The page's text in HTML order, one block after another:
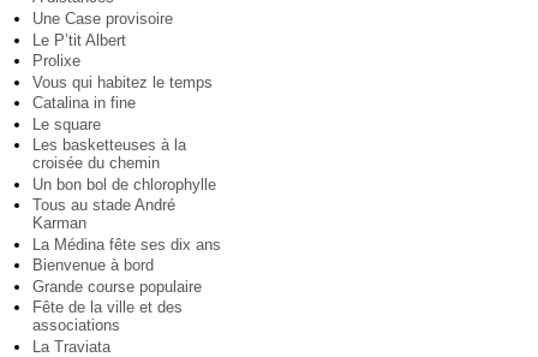
Une Case provisoire
Le P’tit Albert
Prolixe
Vous qui habitez le temps
Catalina in fine
Le square
Les basketteuses à la
croisée du chemin
Un bon bol de chlorophylle
Tous au stade André
Karman
La Médina fête ses dix ans
Bienvenue à bord
Grande course populaire
Fête de la ville et des
associations
La Traviata